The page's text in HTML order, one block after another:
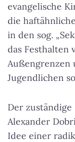
evangelische
die
in den sog.
das Festhalten
Außengrenzen
Jugendlichen
Der
Alexander
Idee einer